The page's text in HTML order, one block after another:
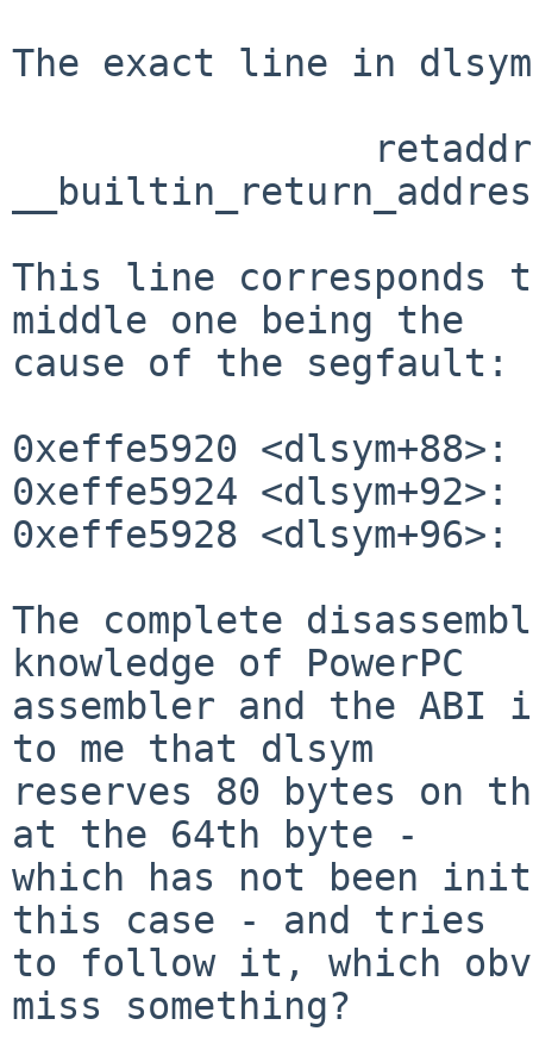
The exact line in
This line
middle one being the
cause of the segfault:
0xeffe5920
0xeffe5924
0xeffe5928
The complete
knowledge of PowerPC
assembler and the
to me that dlsym
reserves 80 bytes on
at the 64th byte -
which has not been
this case - and tries
to follow it, which
miss something?